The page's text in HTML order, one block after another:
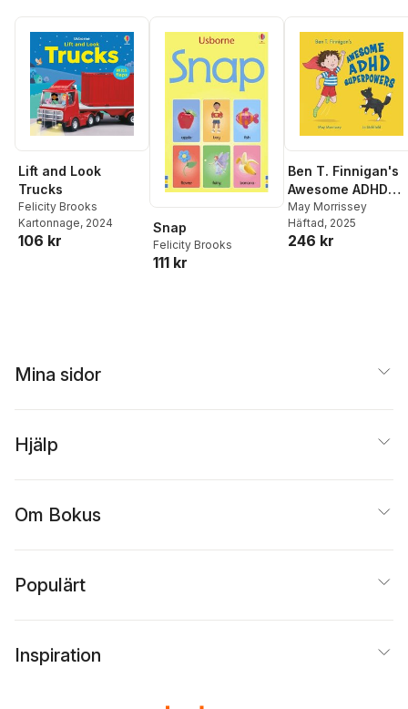
Lift and Look
Trucks
Felicity Brooks
Kartonnage, 2024
106 kr
Snap
Felicity Brooks
111 kr
Ben T. Finnigan's
Awesome ADHD
Superpowers
May Morrissey
Häftad, 2025
246 kr
Mina sidor
Hjälp
Om Bokus
Populärt
Inspiration